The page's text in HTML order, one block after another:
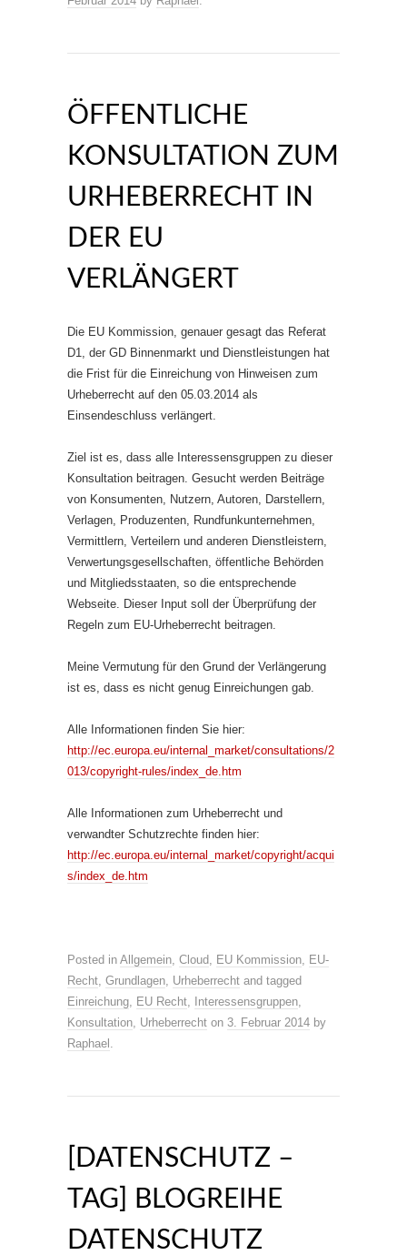
ÖFFENTLICHE
KONSULTATION ZUM
URHEBERRECHT IN
DER EU
VERLÄNGERT
Die EU Kommission, genauer gesagt das Referat
D1, der GD Binnenmarkt und Dienstleistungen hat
die Frist für die Einreichung von Hinweisen zum
Urheberrecht auf den 05.03.2014 als
Einsendeschluss verlängert.
Ziel ist es, dass alle Interessensgruppen zu dieser
Konsultation beitragen. Gesucht werden Beiträge
von Konsumenten, Nutzern, Autoren, Darstellern,
Verlagen, Produzenten, Rundfunkunternehmen,
Vermittlern, Verteilern und anderen Dienstleistern,
Verwertungsgesellschaften, öffentliche Behörden
und Mitgliedsstaaten, so die entsprechende
Webseite. Dieser Input soll der Überprüfung der
Regeln zum EU-Urheberrecht beitragen.
Meine Vermutung für den Grund der Verlängerung
ist es, dass es nicht genug Einreichungen gab.
Alle Informationen finden Sie hier:
http://ec.europa.eu/internal_market/consultations/2
013/copyright-rules/index_de.htm
Alle Informationen zum Urheberrecht und
verwandter Schutzrechte finden hier:
http://ec.europa.eu/internal_market/copyright/acqui
s/index_de.htm
Posted in Allgemein, Cloud, EU Kommission, EU-
Recht, Grundlagen, Urheberrecht and tagged
Einreichung, EU Recht, Interessensgruppen,
Konsultation, Urheberrecht on 3. Februar 2014 by
Raphael .
[DATENSCHUTZ –
TAG] BLOGREIHE
DATENSCHUTZ